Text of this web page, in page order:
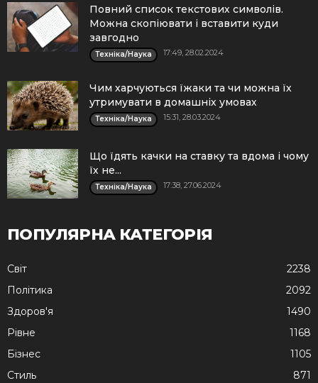
Повний список текстових символів.
Можна скопіювати і вставити куди
завгодно
Техніка/Наука 17:49, 28.02.2024
Чим харчуються їжаки та чи можна їх
утримувати в домашніх умовах
Техніка/Наука 15:31, 28.03.2024
Що їдять качки на ставку та вдома і чому
їх не...
Техніка/Наука 17:38, 27.06.2024
ПОПУЛЯРНА КАТЕГОРІЯ
Cвіт
2238
Політика
2092
Здоров'я
1490
Рівне
1168
Бізнес
1105
Стиль
871